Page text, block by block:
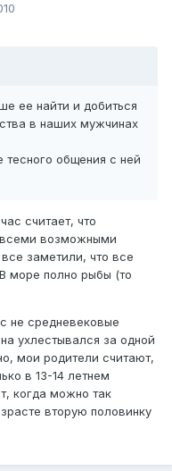
ее найти и добиться
в наших мужчинах
общения с ней
считает, что
всеми возможными
заметили, что все
море полно рыбы (то
не средневековые
ухлестывался за одной
мои родители считают,
в 13-14 летнем
когда можно так
вторую половинку